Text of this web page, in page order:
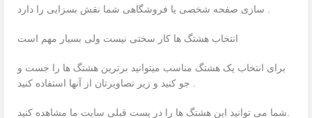
برای انتخاب یک هشتگ مناسب میتوانید برترین هشتگ ها را جست و